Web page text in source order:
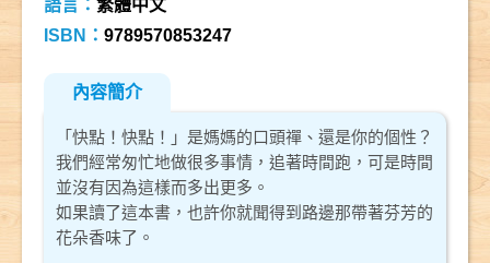
語言：繁體中文
ISBN：9789570853247
內容簡介
「快點！快點！」是媽媽的口頭禪、還是你的個性？
我們經常匆忙地做很多事情，追著時間跑，可是時間
並沒有因為這樣而多出更多。
如果讀了這本書，也許你就聞得到路邊那帶著芬芳的
花朵香味了。